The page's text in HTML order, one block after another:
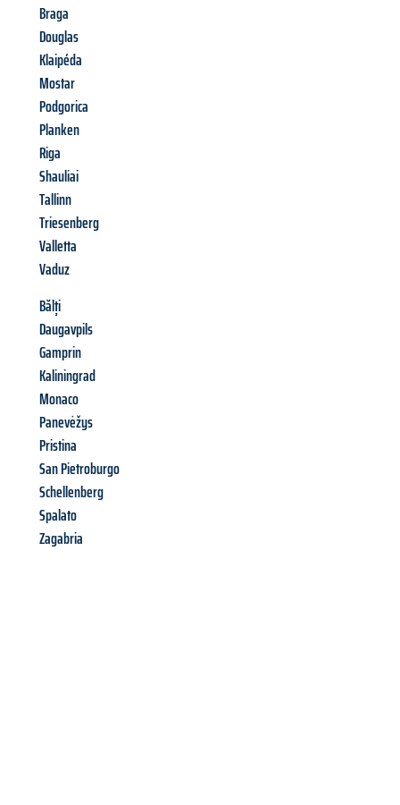
Braga
Douglas
Klaipéda
Mostar
Podgorica
Planken
Riga
Shauliai
Tallinn
Triesenberg
Valletta
Vaduz
Bălți
Daugavpils
Gamprin
Kaliningrad
Monaco
Panevėžys
Pristina
San Pietroburgo
Schellenberg
Spalato
Zagabria